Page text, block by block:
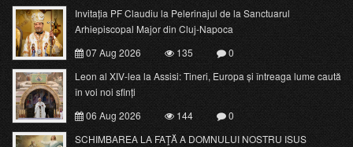
Invitația PF Claudiu la Pelerinajul de la Sanctuarul
Arhiepiscopal Major din Cluj-Napoca
07 Aug 2026
135
0
Leon al XIV-lea la Assisi: Tineri, Europa și întreaga lume caută
în voi noi sfinți
06 Aug 2026
144
0
SCHIMBAREA LA FAŢĂ A DOMNULUI NOSTRU ISUS